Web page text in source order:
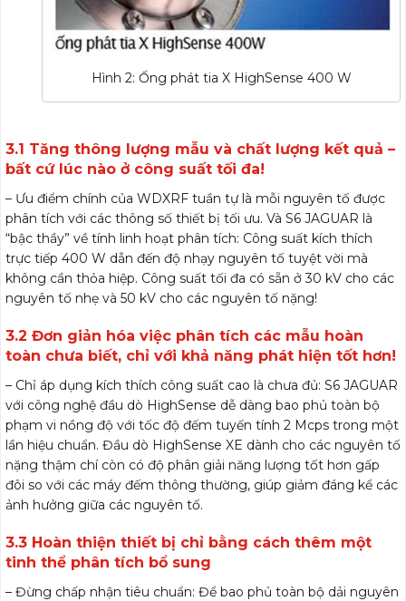
Hình 2: Ống phát tia X HighSense 400 W
3.1 Tăng thông lượng mẫu và chất lượng kết quả –
bất cứ lúc nào ở công suất tối đa!
– Ưu điểm chính của WDXRF tuần tự là mỗi nguyên tố được
phân tích với các thông số thiết bị tối ưu. Và S6 JAGUAR là
“bậc thầy” về tính linh hoạt phân tích: Công suất kích thích
trực tiếp 400 W dẫn đến độ nhạy nguyên tố tuyệt vời mà
không cần thỏa hiệp. Công suất tối đa có sẵn ở 30 kV cho các
nguyên tố nhẹ và 50 kV cho các nguyên tố nặng!
3.2 Đơn giản hóa việc phân tích các mẫu hoàn
toàn chưa biết, chỉ với khả năng phát hiện tốt hơn!
– Chỉ áp dụng kích thích công suất cao là chưa đủ: S6 JAGUAR
với công nghệ đầu dò HighSense dễ dàng bao phủ toàn bộ
phạm vi nồng độ với tốc độ đếm tuyến tính 2 Mcps trong một
lần hiệu chuẩn. Đầu dò HighSense XE dành cho các nguyên tố
nặng thậm chí còn có độ phân giải năng lượng tốt hơn gấp
đôi so với các máy đếm thông thường, giúp giảm đáng kể các
ảnh hưởng giữa các nguyên tố.
3.3 Hoàn thiện thiết bị chỉ bằng cách thêm một
tinh thể phân tích bổ sung
– Đừng chấp nhận tiêu chuẩn: Để bao phủ toàn bộ dải nguyên